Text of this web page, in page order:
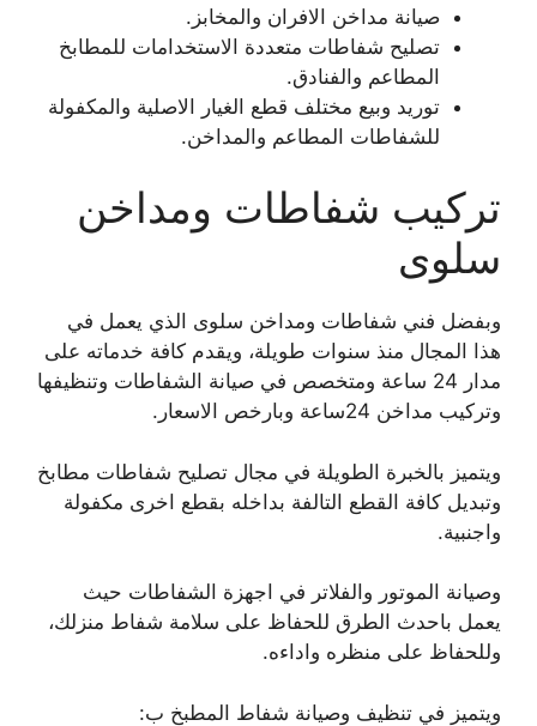
صيانة مداخن الافران والمخابز.
تصليح شفاطات متعددة الاستخدامات للمطابخ
المطاعم والفنادق.
توريد وبيع مختلف قطع الغيار الاصلية والمكفولة
للشفاطات المطاعم والمداخن.
تركيب شفاطات ومداخن
سلوى
وبفضل فني شفاطات ومداخن سلوى الذي يعمل في
هذا المجال منذ سنوات طويلة، ويقدم كافة خدماته على
مدار 24 ساعة ومتخصص في صيانة الشفاطات وتنظيفها
وتركيب مداخن 24ساعة وبارخص الاسعار.
ويتميز بالخبرة الطويلة في مجال تصليح شفاطات مطابخ
وتبديل كافة القطع التالفة بداخله بقطع اخرى مكفولة
واجنبية.
وصيانة الموتور والفلاتر في اجهزة الشفاطات حيث
يعمل باحدث الطرق للحفاظ على سلامة شفاط منزلك،
وللحفاظ على منظره واداءه.
ويتميز في تنظيف وصيانة شفاط المطبخ ب: